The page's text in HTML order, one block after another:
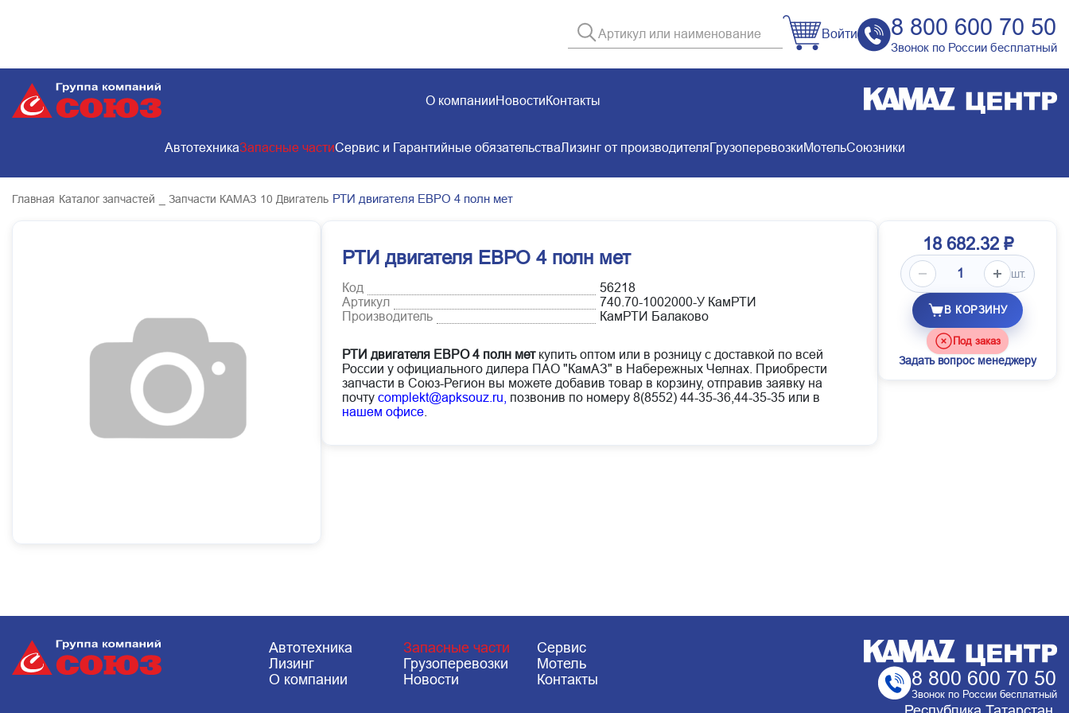
Войти 8 800 600 70 50
Звонок по России бесплатный
О компанииНовостиКонтакты
АвтотехникаЗапасные частиСервис и Гарантийные обязательстваЛизинг от производителяГрузоперевозкиМотельСоюзники
Главная Каталог запчастей _ Запчасти КАМАЗ 10 Двигатель РТИ двигателя ЕВРО 4 полн мет
РТИ двигателя ЕВРО 4 полн мет
Код
56218
Артикул
740.70-1002000-У КамРТИ
Производитель
КамРТИ Балаково
РТИ двигателя ЕВРО 4 полн меткупить оптом или в розницу с доставкой по всей
России у официального дилера ПАО "КамАЗ" в Набережных Челнах. Приобрести
запчасти в Союз-Регион вы можете добавив товар в корзину, отправив заявку на
почту complekt@apksouz.ru, позвонив по номеру 8(8552) 44-35-36,44-35-35 или в
нашем офисе
18 682.32 ₽
шт.
В КОРЗИНУ
Под заказ
Задать вопрос менеджеру
Автотехника Запасные части
Сервис
Лизинг
Грузоперевозки
Мотель
О компании
Новости Контакты 8 800 600 70 50
Звонок по России бесплатный